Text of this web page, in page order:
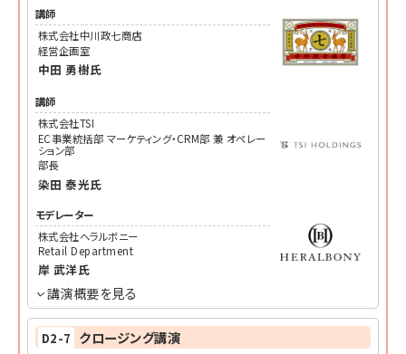
講師
株式会社中川政七商店
経営企画室
中田 勇樹氏
講師
株式会社TSI
EC事業統括部 マーケティング・CRM部 兼 オペレー
ション部
部長
染田 泰光氏
モデレーター
株式会社ヘラルボニー
Retail Department
岸 武洋氏
講演概要を見る
D2-7 クロージング講演